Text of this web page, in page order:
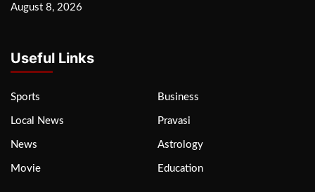
August 8, 2026
Useful Links
Sports Business
Local News Pravasi
News Astrology
Movie Education